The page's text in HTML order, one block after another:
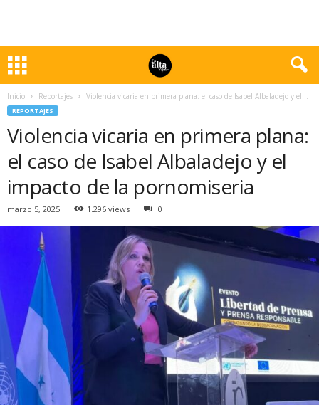
Inicio Reportajes Violencia vicaria en primera plana: el caso de Isabel Albaladejo y el...
REPORTAJES
Violencia vicaria en primera plana:
el caso de Isabel Albaladejo y el
impacto de la pornomiseria
marzo 5, 2025 1.296 views 0